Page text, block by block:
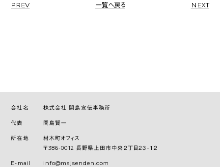
PREV 一覧へ戻る NEXT
会社名 株式会社 間島宣伝事務所
代表 間島賢一
所在地
材木町オフィス
〒386-0012 長野県上田市中央２丁目２３−１２
E-mail info@msjsenden.com